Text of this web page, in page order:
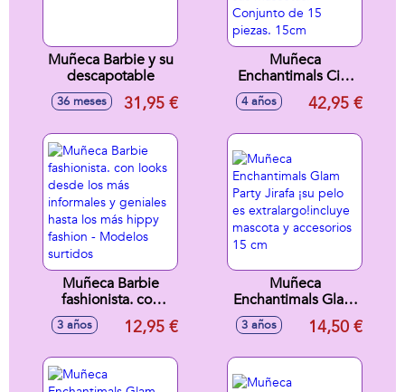
Muñeca Barbie y su
descapotable
36 meses 31,95 €
Muñeca
Enchantimals City
Tails Pack de 5
muñecas con skate
piezas. 15cm
4 años 42,95 €
Muñeca Barbie
fashionista. con
looks desde los
más informales y
más hippy fashion -
Modelos surtidos
3 años 12,95 €
Muñeca
Enchantimals Glam
Party Jirafa ¡su pelo
accesorios 15 cm
3 años 14,50 €